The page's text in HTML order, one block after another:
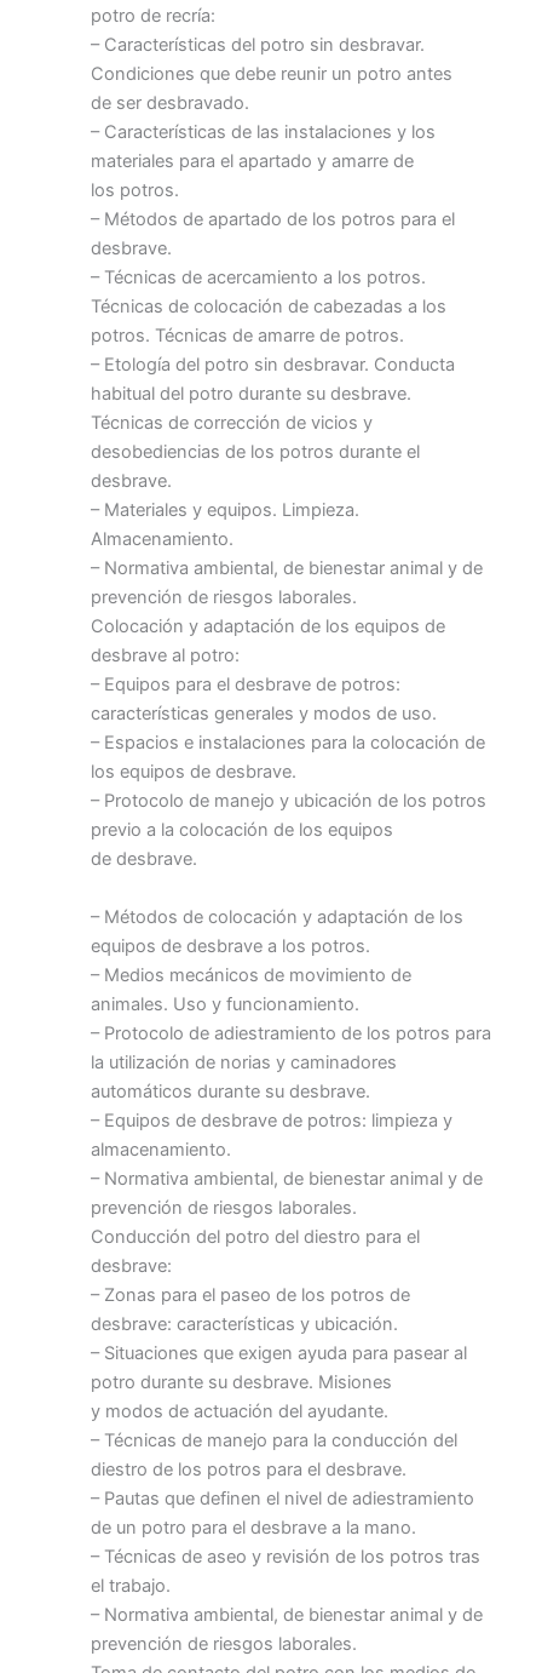
potro de recría:
– Características del potro sin desbravar.
Condiciones que debe reunir un potro antes
de ser desbravado.
– Características de las instalaciones y los
materiales para el apartado y amarre de
los potros.
– Métodos de apartado de los potros para el
desbrave.
– Técnicas de acercamiento a los potros.
Técnicas de colocación de cabezadas a los
potros. Técnicas de amarre de potros.
– Etología del potro sin desbravar. Conducta
habitual del potro durante su desbrave.
Técnicas de corrección de vicios y
desobediencias de los potros durante el
desbrave.
– Materiales y equipos. Limpieza.
Almacenamiento.
– Normativa ambiental, de bienestar animal y de
prevención de riesgos laborales.
Colocación y adaptación de los equipos de
desbrave al potro:
– Equipos para el desbrave de potros:
características generales y modos de uso.
– Espacios e instalaciones para la colocación de
los equipos de desbrave.
– Protocolo de manejo y ubicación de los potros
previo a la colocación de los equipos
de desbrave.
– Métodos de colocación y adaptación de los
equipos de desbrave a los potros.
– Medios mecánicos de movimiento de
animales. Uso y funcionamiento.
– Protocolo de adiestramiento de los potros para
la utilización de norias y caminadores
automáticos durante su desbrave.
– Equipos de desbrave de potros: limpieza y
almacenamiento.
– Normativa ambiental, de bienestar animal y de
prevención de riesgos laborales.
Conducción del potro del diestro para el
desbrave:
– Zonas para el paseo de los potros de
desbrave: características y ubicación.
– Situaciones que exigen ayuda para pasear al
potro durante su desbrave. Misiones
y modos de actuación del ayudante.
– Técnicas de manejo para la conducción del
diestro de los potros para el desbrave.
– Pautas que definen el nivel de adiestramiento
de un potro para el desbrave a la mano.
– Técnicas de aseo y revisión de los potros tras
el trabajo.
– Normativa ambiental, de bienestar animal y de
prevención de riesgos laborales.